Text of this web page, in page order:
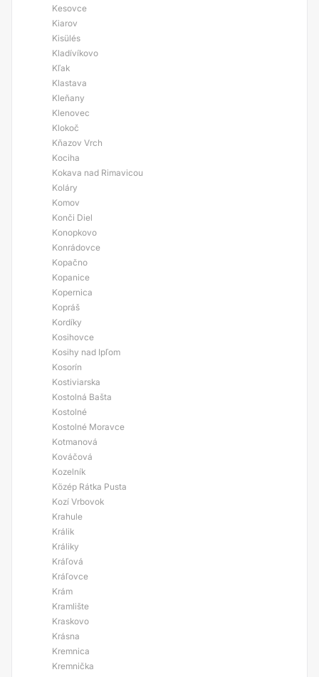
Kesovce
Kiarov
Kisülés
Kladívíkovo
Kľak
Klastava
Kleňany
Klenovec
Klokoč
Kňazov Vrch
Kociha
Kokava nad Rimavicou
Koláry
Komov
Konči Diel
Konopkovo
Konrádovce
Kopačno
Kopanice
Kopernica
Kopráš
Kordíky
Kosihovce
Kosihy nad Ipľom
Kosorín
Kostiviarska
Kostolná Bašta
Kostolné
Kostolné Moravce
Kotmanová
Kováčová
Kozelník
Közép Rátka Pusta
Kozí Vrbovok
Krahule
Králik
Králiky
Kráľová
Kráľovce
Krám
Kramlište
Kraskovo
Krásna
Kremnica
Kremnička